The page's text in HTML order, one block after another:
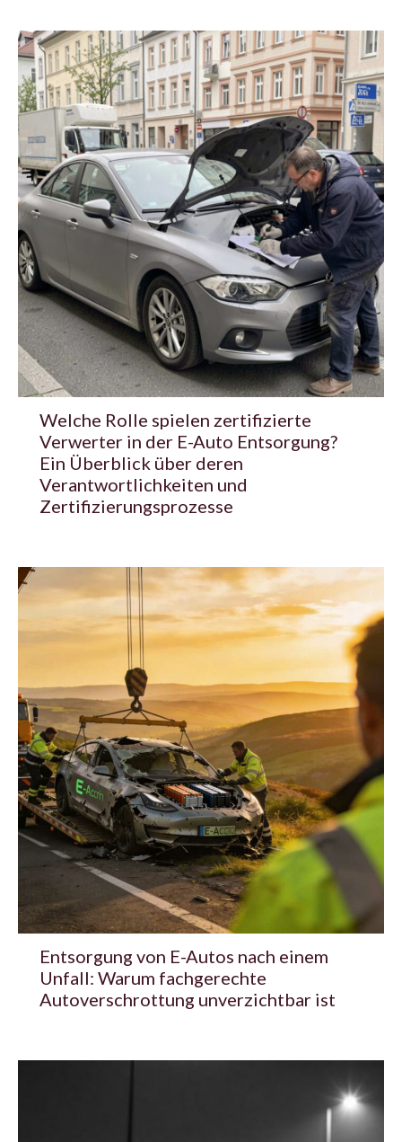
Welche Rolle spielen zertifizierte
Verwerter in der E-Auto Entsorgung?
Ein Überblick über deren
Verantwortlichkeiten und
Zertifizierungsprozesse
Entsorgung von E-Autos nach einem
Unfall: Warum fachgerechte
Autoverschrottung unverzichtbar ist